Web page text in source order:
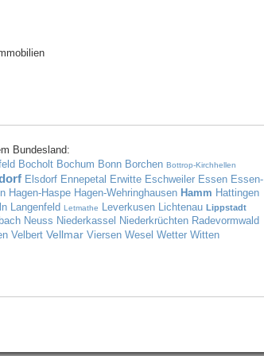
Bundesland:
Bocholt Bochum Bonn Borchen Bottrop-Kirchhellen
Elsdorf Ennepetal Erwitte Eschweiler Essen Essen-
Hagen-Haspe Hagen-Wehringhausen Hamm Hattingen
Langenfeld Letmathe Leverkusen Lichtenau Lippstadt
Neuss Niederkassel Niederkrüchten Radevormwald
Velbert Vellmar Viersen Wesel Wetter Witten